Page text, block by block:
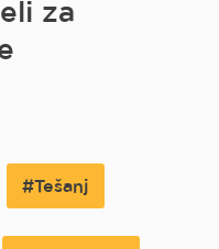
za
Tešanj